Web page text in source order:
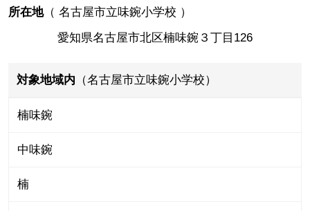
所在地（ 名古屋市立味鋺小学校 ）
愛知県名古屋市北区楠味鋺３丁目126
対象地域内 （名古屋市立味鋺小学校）
楠味鋺
中味鋺
楠